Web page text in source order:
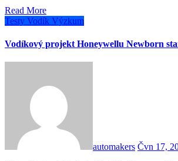
Read More
Testy Vodík Výzkum
Vodíkový projekt Honeywellu Newborn
automakers Čvn 17,